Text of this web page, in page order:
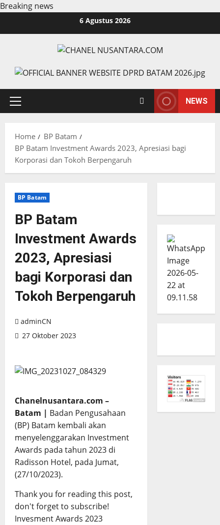
Breaking news
6 Agustus 2026
Primary
NEWS
Home
BP Batam
BP Batam Investment Awards 2023, Apresiasi bagi
Korporasi dan Tokoh Berpengaruh
BP Batam
BP Batam
Investment Awards
2023, Apresiasi
bagi Korporasi dan
Tokoh Berpengaruh
adminCN
27 Oktober 2023
Chanelnusantara.com –
Batam | Badan Pengusahaan
(BP) Batam kembali akan
menyelenggarakan Investment
Awards pada tahun 2023 di
Radisson Hotel, pada Jumat,
(27/10/2023).
Thank you for reading this post,
don't forget to subscribe!
Invesment Awards 2023